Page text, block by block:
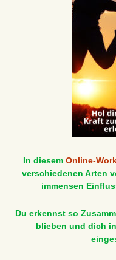
In diesem Online-
verschiedenen Arten
immensen
Du erkennst so
blieben und dich